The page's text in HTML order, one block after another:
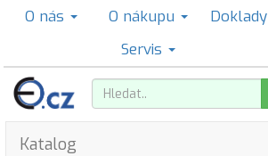
O nás O nákupu Doklady
Servis
Katalog